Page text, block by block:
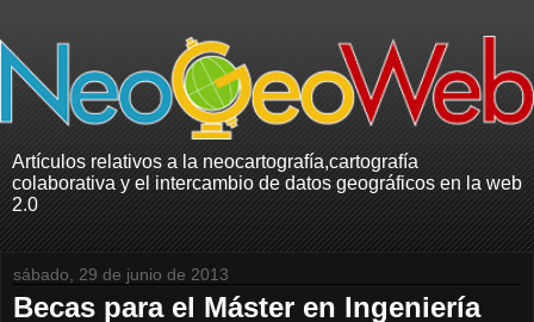
Artículos relativos a la neocartografía,cartografía
colaborativa y el intercambio de datos geográficos en la web
2.0
sábado, 29 de junio de 2013
Becas para el Máster en Ingeniería